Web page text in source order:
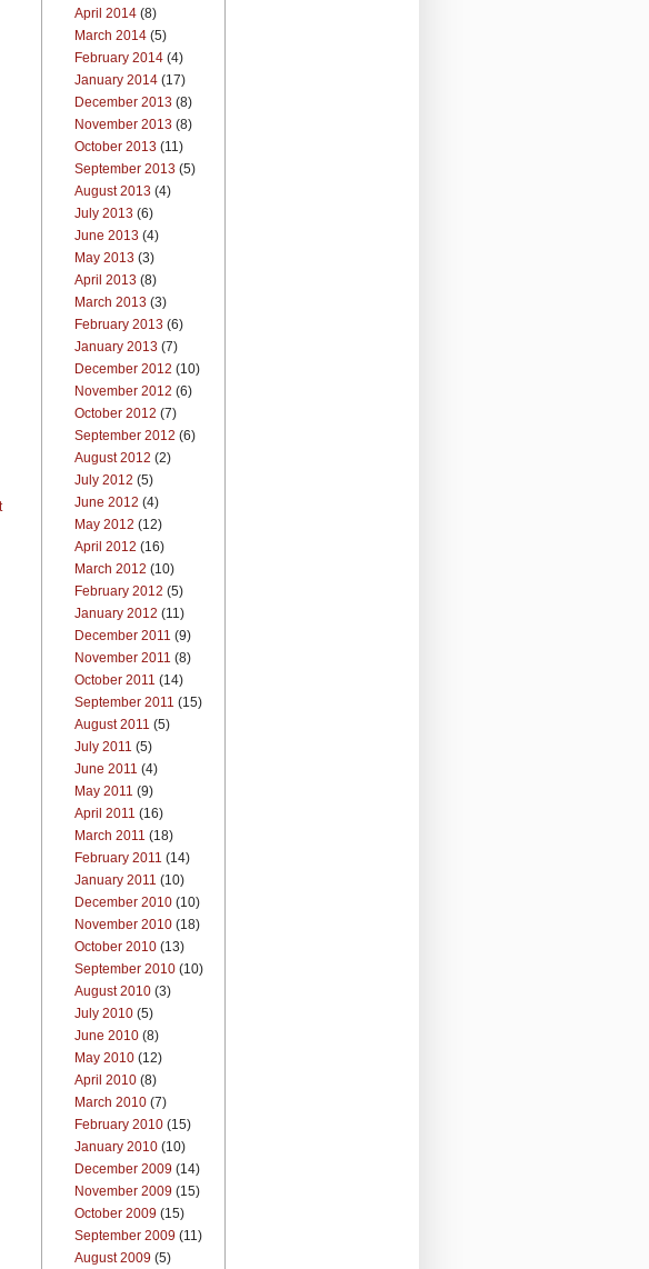
April 2014 (8)
March 2014 (5)
February 2014 (4)
January 2014 (17)
December 2013 (8)
November 2013 (8)
October 2013 (11)
September 2013 (5)
August 2013 (4)
July 2013 (6)
June 2013 (4)
May 2013 (3)
April 2013 (8)
March 2013 (3)
February 2013 (6)
January 2013 (7)
December 2012 (10)
November 2012 (6)
October 2012 (7)
September 2012 (6)
August 2012 (2)
July 2012 (5)
June 2012 (4)
May 2012 (12)
April 2012 (16)
March 2012 (10)
February 2012 (5)
January 2012 (11)
December 2011 (9)
November 2011 (8)
October 2011 (14)
September 2011 (15)
August 2011 (5)
July 2011 (5)
June 2011 (4)
May 2011 (9)
April 2011 (16)
March 2011 (18)
February 2011 (14)
January 2011 (10)
December 2010 (10)
November 2010 (18)
October 2010 (13)
September 2010 (10)
August 2010 (3)
July 2010 (5)
June 2010 (8)
May 2010 (12)
April 2010 (8)
March 2010 (7)
February 2010 (15)
January 2010 (10)
December 2009 (14)
November 2009 (15)
October 2009 (15)
September 2009 (11)
August 2009 (5)